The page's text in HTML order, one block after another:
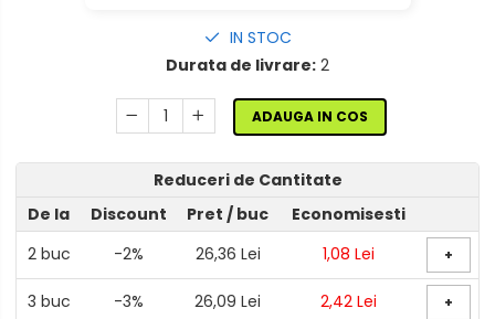
Întrerupătoare/Comutatoare
Ştechere/Stecher adaptor
Ţeavă PVC
IN STOC
Durata de livrare: 2
ADAUGA IN COS
Reduceri de Cantitate
De la
Discount Pret / buc
Economisesti
2buc -2% 26,36 Lei 1,08 Lei +
3 buc -3% 26,09 Lei 2,42 Lei +